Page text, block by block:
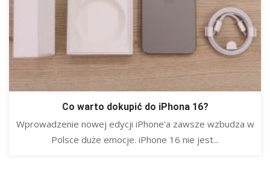
Co warto dokupić do iPhona 16?
Wprowadzenie nowej edycji iPhone'a zawsze wzbudza w
Polsce duże emocje. iPhone 16 nie jest...